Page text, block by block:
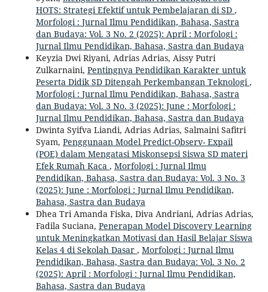
HOTS: Strategi Efektif untuk Pembelajaran di SD ,
Morfologi : Jurnal Ilmu Pendidikan, Bahasa, Sastra
dan Budaya: Vol. 3 No. 2 (2025): April : Morfologi :
Jurnal Ilmu Pendidikan, Bahasa, Sastra dan Budaya
Keyzia Dwi Riyani, Adrias Adrias, Aissy Putri
Zulkarnaini, Pentingnya Pendidikan Karakter untuk
Peserta Didik SD Ditengah Perkembangan Teknologi,
Morfologi : Jurnal Ilmu Pendidikan, Bahasa, Sastra
dan Budaya: Vol. 3 No. 3 (2025): June : Morfologi :
Jurnal Ilmu Pendidikan, Bahasa, Sastra dan Budaya
Dwinta Syifva Liandi, Adrias Adrias, Salmaini Safitri
Syam, Penggunaan Model Predict-Observ- Expail
(POE) dalam Mengatasi Miskonsepsi Siswa SD materi
Efek Rumah Kaca , Morfologi : Jurnal Ilmu
Pendidikan, Bahasa, Sastra dan Budaya: Vol. 3 No. 3
(2025): June : Morfologi : Jurnal Ilmu Pendidikan,
Bahasa, Sastra dan Budaya
Dhea Tri Amanda Fiska, Diva Andriani, Adrias Adrias,
Fadila Suciana, Penerapan Model Discovery Learning
untuk Meningkatkan Motivasi dan Hasil Belajar Siswa
Kelas 4 di Sekolah Dasar , Morfologi : Jurnal Ilmu
Pendidikan, Bahasa, Sastra dan Budaya: Vol. 3 No. 2
(2025): April : Morfologi : Jurnal Ilmu Pendidikan,
Bahasa, Sastra dan Budaya